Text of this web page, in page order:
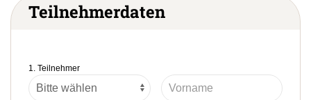
Teilnehmerdaten
1. Teilnehmer